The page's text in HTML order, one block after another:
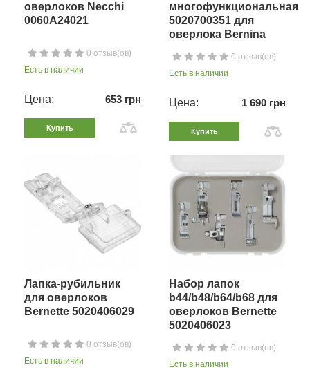
оверлоков Necchi
0060A24021
0 отзыв(ов)
Есть в наличии
Цена: 653 грн
Купить
многофункциональная
5020700351 для
оверлока Bernina
0 отзыв(ов)
Есть в наличии
Цена: 1 690 грн
Купить
Лапка-рубильник
для оверлоков
Bernette 5020406029
0 отзыв(ов)
Есть в наличии
Набор лапок
b44/b48/b64/b68 для
оверлоков Bernette
5020406023
0 отзыв(ов)
Есть в наличии